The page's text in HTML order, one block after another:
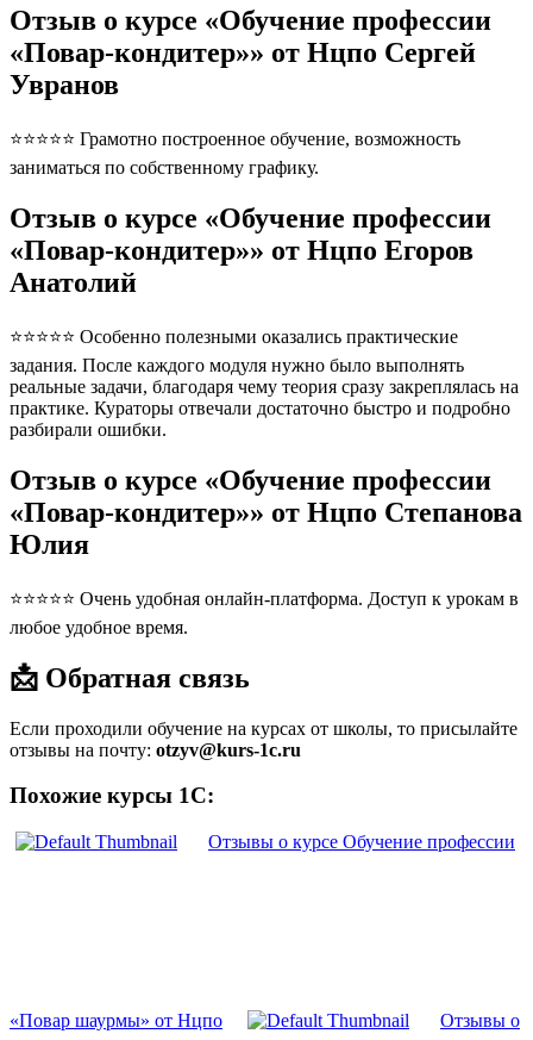
Отзыв о курсе «Обучение профессии
«Повар-кондитер»» от Нцпо Сергей
Увранов
⭐⭐⭐⭐⭐ Грамотно построенное обучение, возможность
заниматься по собственному графику.
Отзыв о курсе «Обучение профессии
«Повар-кондитер»» от Нцпо Егоров
Анатолий
⭐⭐⭐⭐⭐ Особенно полезными оказались практические
задания. После каждого модуля нужно было выполнять
реальные задачи, благодаря чему теория сразу закреплялась на
практике. Кураторы отвечали достаточно быстро и подробно
разбирали ошибки.
Отзыв о курсе «Обучение профессии
«Повар-кондитер»» от Нцпо Степанова
Юлия
⭐⭐⭐⭐⭐ Очень удобная онлайн-платформа. Доступ к урокам в
любое удобное время.
📩 Обратная связь
Если проходили обучение на курсах от школы, то присылайте
отзывы на почту: otzyv@kurs-1c.ru
Похожие курсы 1С:
Отзывы о курсе Обучение профессии
«Повар шаурмы» от Нцпо Отзывы о